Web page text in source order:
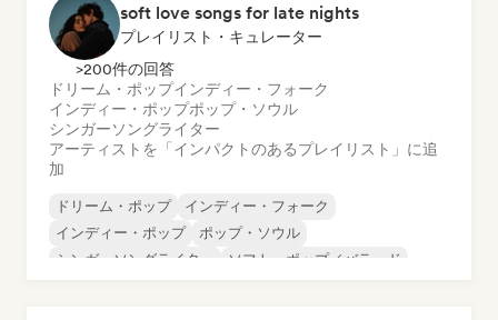
soft love songs for late nights
プレイリスト・キュレーター
>200件の回答
ドリーム・ポップインディー・フォーク
インディー・ポップポップ・ソウル
シンガーソングライター
アーティストを「インパクトのあるプレイリスト」に追
加
ドリーム・ポップ
インディー・フォーク
インディー・ポップ
ポップ・ソウル
シンガーソングライター
ソフト・ポップ／バラード